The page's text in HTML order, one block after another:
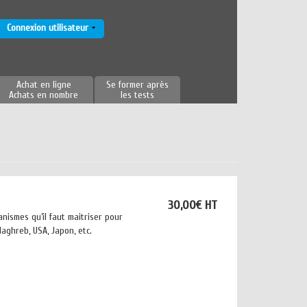
Achat en ligne
Achats en nombre
Se former après
les tests
Connexion utilisateur
30,00€ HT
qu’il faut maitriser pour
USA, Japon, etc.